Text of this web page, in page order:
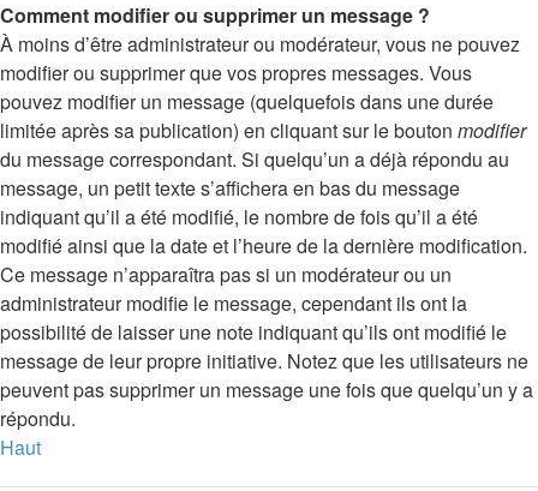
Comment modifier ou supprimer un message ?
À moins d’être administrateur ou modérateur, vous ne pouvez
modifier ou supprimer que vos propres messages. Vous
pouvez modifier un message (quelquefois dans une durée
limitée après sa publication) en cliquant sur le bouton modifier
du message correspondant. Si quelqu’un a déjà répondu au
message, un petit texte s’affichera en bas du message
indiquant qu’il a été modifié, le nombre de fois qu’il a été
modifié ainsi que la date et l’heure de la dernière modification.
Ce message n’apparaîtra pas si un modérateur ou un
administrateur modifie le message, cependant ils ont la
possibilité de laisser une note indiquant qu’ils ont modifié le
message de leur propre initiative. Notez que les utilisateurs ne
peuvent pas supprimer un message une fois que quelqu’un y a
répondu.
Haut